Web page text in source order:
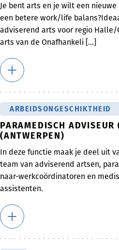
Je bent arts en je wilt een
een betere work/life
adviserend arts voor regio Halle/
arts van de Onafhankeli [...]
ARBEIDSONGESCHIKTHEID
PARAMEDISCH
(ANTWERPEN)
In deze functie maak je deel uit
team van adviserend artsen,
naar-werkcoördinatoren en
assistenten.